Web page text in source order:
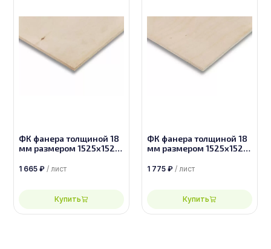
ФК фанера толщиной 18
мм размером 1525х1525,
1 665 ₽ / лист
Купить
ФК фанера толщиной 18
мм размером 1525х1525,
1 775 ₽ / лист
Купить